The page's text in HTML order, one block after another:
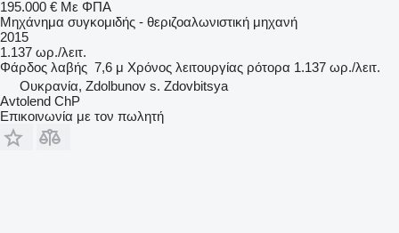
195.000 € Με ΦΠΑ
Μηχάνημα συγκομιδής - θεριζοαλωνιστική μηχανή
2015
1.137 ωρ./λειτ.
Φάρδος λαβής 7,6 μ Χρόνος λειτουργίας ρότορα 1.137 ωρ./λειτ.
Ουκρανία, Zdolbunov s. Zdovbitsya
Avtolend ChP
Επικοινωνία με τον πωλητή